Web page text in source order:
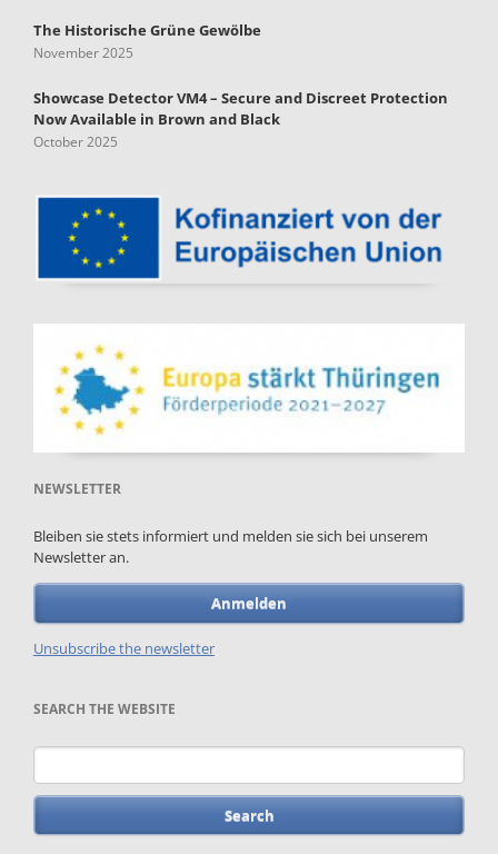
The Historische Grüne Gewölbe
November 2025
Showcase Detector VM4 – Secure and Discreet Protection
Now Available in Brown and Black
October 2025
NEWSLETTER
Bleiben sie stets informiert und melden sie sich bei unserem
Newsletter an.
Anmelden
Unsubscribe the newsletter
SEARCH THE WEBSITE
Keywords